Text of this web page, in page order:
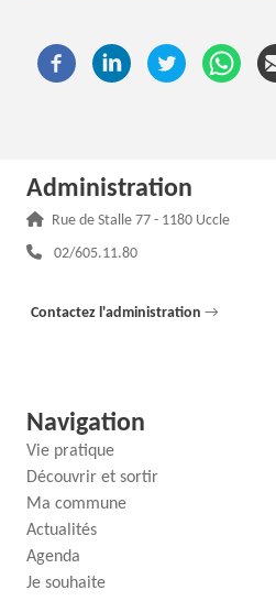
Administration
Adresse :
Rue de Stalle 77 - 1180 Uccle
Téléphone :
02/605.11.80
Contactez l'administration →
Navigation
Vie pratique
Découvrir et sortir
Ma commune
Actualités
Agenda
Je souhaite